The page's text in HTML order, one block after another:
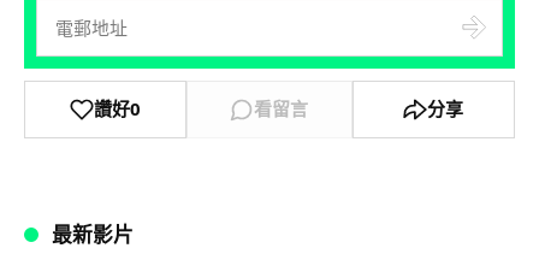
讚好0 看留言 分享
最新影片